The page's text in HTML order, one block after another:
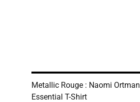
Metallic Rouge : Naomi Ortman
Essential T-Shirt